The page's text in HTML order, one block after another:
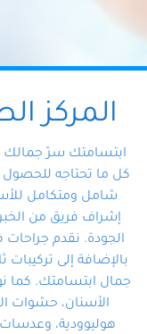
المركز
ابتسامتك سرّ جمالك
كل ما تحتاجه
شامل ومتكامل
إشراف فريق من
الجودة. نقدم جراحات
بالإضافة إلى
جمال ابتسامتك. كما
الأسنان، حشوات
هوليوودية،